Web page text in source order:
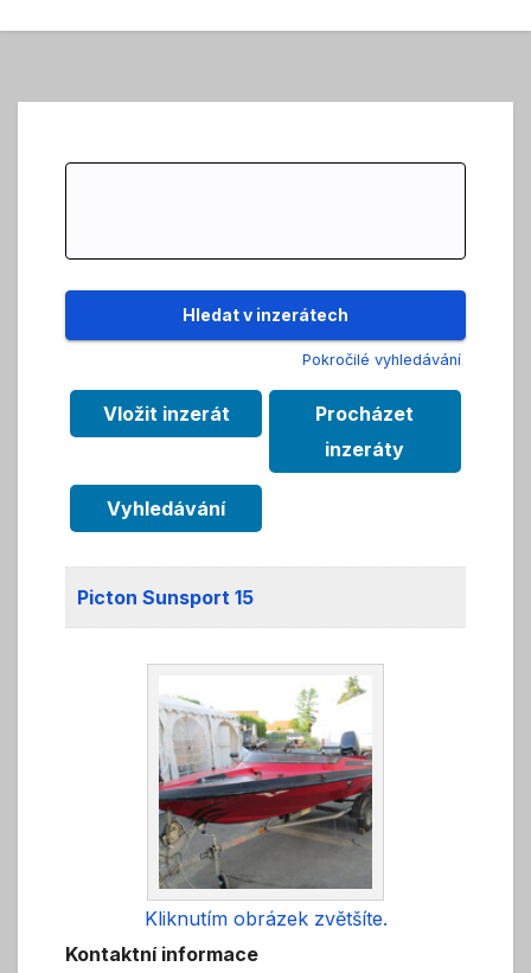
Pokročilé vyhledávání
Vložit inzerát
Procházet
inzeráty
Vyhledávání
Picton Sunsport 15
Kliknutím obrázek zvětšíte.
Kontaktní informace